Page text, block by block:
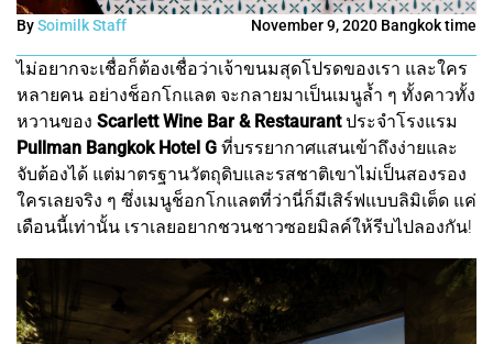
BySoimilk Staff November 9, 2020 Bangkok time
ไม่อยากจะเชื่อก็ต้องเชื่อว่าเจ้าขนมสุดโปรดของเรา และใคร
หลายคน อย่างช็อกโกแลต จะกลายมาเป็นเมนูล้ำ ๆ ทั้งคาวทั้ง
หวานของ Scarlett Wine Bar & Restaurantประจำโรงแรม
Pullman Bangkok Hotel G ที่บรรยากาศแสนเข้าถึงง่ายและ
จับต้องได้ แต่มาตรฐานวัตถุดิบและรสชาติเขาไม่เป็นสองรอง
ใครเลยจริง ๆ ซึ่งเมนูช็อกโกแลตที่ว่านี่ก็มีเสิร์ฟแบบลิมิเต็ด แค่
เดือนนี้เท่านั้น เราเลยอยากชวนชาวซอยมิลค์ให้รีบไปลองกัน!